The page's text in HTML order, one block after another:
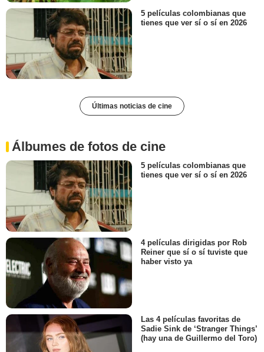
5 películas colombianas que
tienes que ver sí o sí en 2026
Últimas noticias de cine
Álbumes de fotos de cine
5 películas colombianas que
tienes que ver sí o sí en 2026
4 películas dirigidas por Rob
Reiner que sí o sí tuviste que
haber visto ya
Las 4 películas favoritas de
Sadie Sink de ‘Stranger Things’
(hay una de Guillermo del Toro)